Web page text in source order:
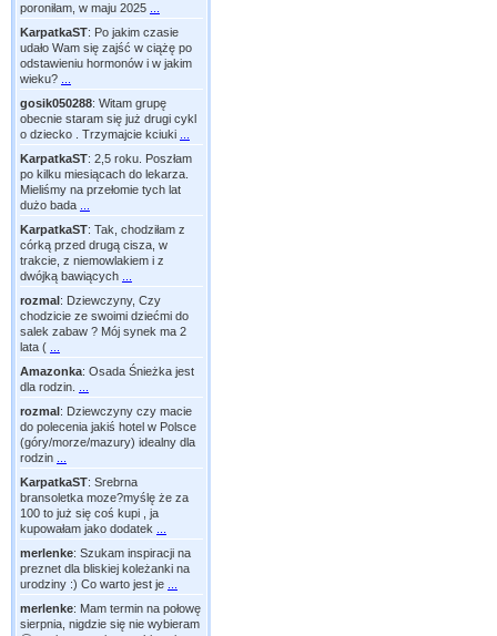
poroniłam, w maju 2025
KarpatkaST: Po jakim czasie
udało Wam się zajść w ciążę po
odstawieniu hormonów i w jakim
wieku?
gosik050288: Witam grupę
obecnie staram się już drugi cykl
o dziecko . Trzymajcie kciuki
KarpatkaST: 2,5 roku. Poszłam
po kilku miesiącach do lekarza.
Mieliśmy na przełomie tych lat
dużo bada
KarpatkaST: Tak, chodziłam z
córką przed drugą cisza, w
trakcie, z niemowlakiem i z
dwójką bawiących
rozmal: Dziewczyny, Czy
chodzicie ze swoimi dziećmi do
salek zabaw ? Mój synek ma 2
lata (
Amazonka: Osada Śnieżka jest
dla rodzin.
rozmal: Dziewczyny czy macie
do polecenia jakiś hotel w Polsce
(góry/morze/mazury) idealny dla
rodzin
KarpatkaST: Srebrna
bransoletka moze?myślę że za
100 to już się coś kupi , ja
kupowałam jako dodatek
merlenke: Szukam inspiracji na
preznet dla bliskiej koleżanki na
urodziny :) Co warto jest je
merlenke: Mam termin na połowę
sierpnia, nigdzie się nie wybieram